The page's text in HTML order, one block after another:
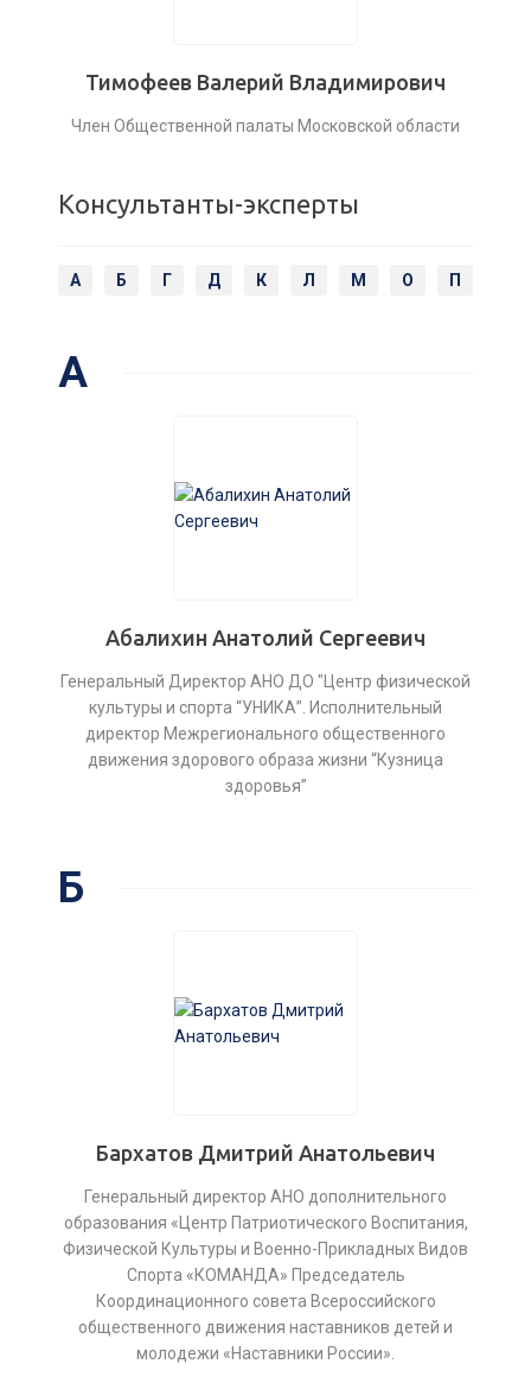
Тимофеев Валерий Владимирович
Член Общественной палаты Московской области
Консультанты-эксперты
А Б Г Д К Л М О П
А
Абалихин Анатолий Сергеевич
Генеральный Директор АНО ДО "Центр физической
культуры и спорта “УНИКА”. Исполнительный
директор Межрегионального общественного
движения здорового образа жизни “Кузница
здоровья”
Б
Бархатов Дмитрий Анатольевич
Генеральный директор АНО дополнительного
образования «Центр Патриотического Воспитания,
Физической Культуры и Военно-Прикладных Видов
Спорта «КОМАНДА» Председатель
Координационного совета Всероссийского
общественного движения наставников детей и
молодежи «Наставники России».